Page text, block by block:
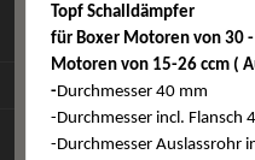
Topf Schalldämpfer
für Boxer Motoren von 30
Motoren von 15-26 ccm (
-Durchmesser 40 mm
-Durchmesser incl. Flansch
-Durchmesser Auslassrohr